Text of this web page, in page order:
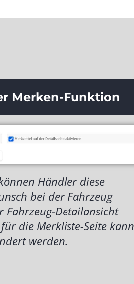
Merken-Funktion
Händler diese
bei der Fahrzeug
Fahrzeug-Detailansicht
die Merkliste-Seite kann
werden.